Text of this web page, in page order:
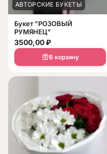
АВТОРСКИЕ БУКЕТЫ
Букет "РОЗОВЫЙ
РУМЯНЕЦ"
3500,00₽
В корзину